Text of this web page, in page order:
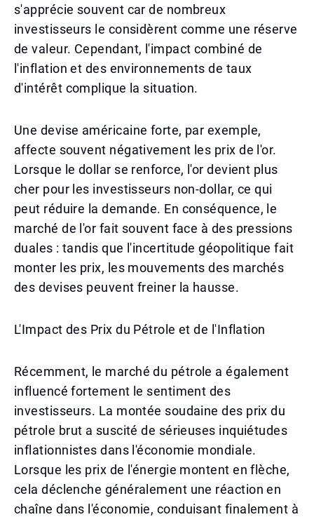
s'apprécie souvent car de nombreux
investisseurs le considèrent comme une réserve
de valeur. Cependant, l'impact combiné de
l'inflation et des environnements de taux
d'intérêt complique la situation.
Une devise américaine forte, par exemple,
affecte souvent négativement les prix de l'or.
Lorsque le dollar se renforce, l'or devient plus
cher pour les investisseurs non-dollar, ce qui
peut réduire la demande. En conséquence, le
marché de l'or fait souvent face à des pressions
duales : tandis que l'incertitude géopolitique fait
monter les prix, les mouvements des marchés
des devises peuvent freiner la hausse.
L'Impact des Prix du Pétrole et de l'Inflation
Récemment, le marché du pétrole a également
influencé fortement le sentiment des
investisseurs. La montée soudaine des prix du
pétrole brut a suscité de sérieuses inquiétudes
inflationnistes dans l'économie mondiale.
Lorsque les prix de l'énergie montent en flèche,
cela déclenche généralement une réaction en
chaîne dans l'économie, conduisant finalement à